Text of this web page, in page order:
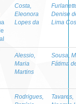
Costa,
Eleonora
Lopes da
Denise
Lima
Alessio,
Maria
Martins
Sousa,
Fátima
Rodrigues,
Tavares,